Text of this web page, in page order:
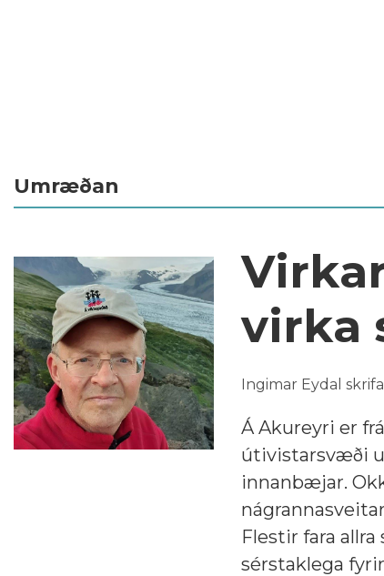
Umræðan
virka
Ingimar Eydal
Á Akureyri er
útivistarsvæði
innanbæjar.
Flestir fara
sérstaklega